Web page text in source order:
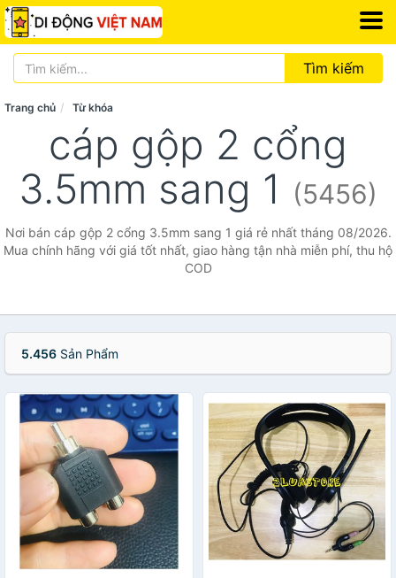
Tìm kiếm
Trang chủ Từ khóa
cáp gộp 2 cổng
3.5mm sang 1
(5456)
Nơi bán cáp gộp 2 cổng 3.5mm sang 1 giá rẻ nhất tháng 08/2026.
Mua chính hãng với giá tốt nhất, giao hàng tận nhà miễn phí, thu hộ
COD
5.456 Sản Phẩm